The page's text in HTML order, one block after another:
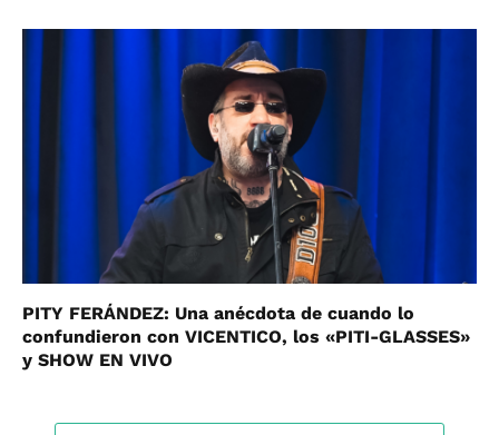
PITY FERÁNDEZ: Una anécdota de cuando lo
confundieron con VICENTICO, los «PITI-GLASSES»
y SHOW EN VIVO